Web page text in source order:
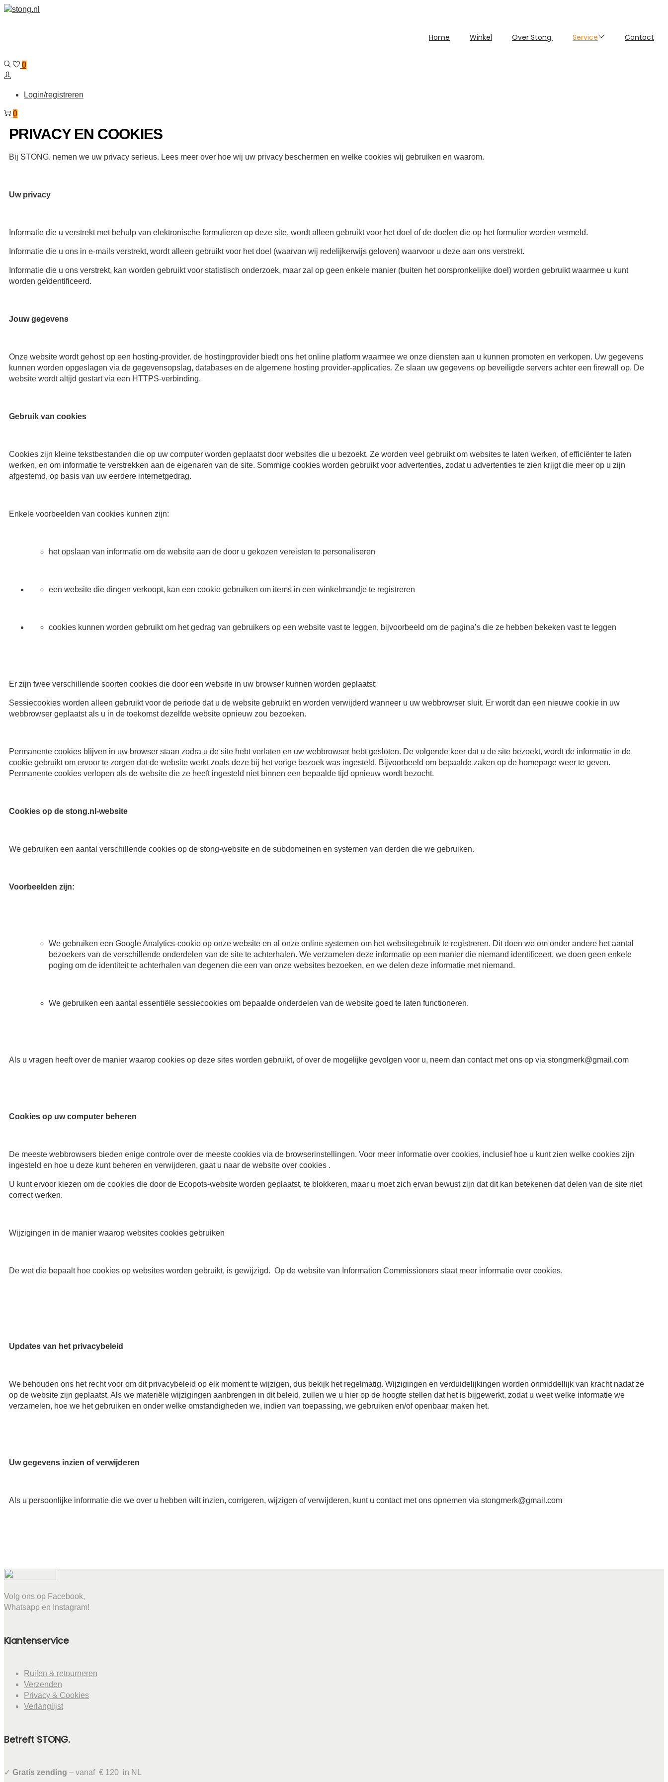
Home Winkel Over Stong. Service Contact
0
Login/registreren
0
PRIVACY EN COOKIES
Bij STONG. nemen we uw privacy serieus. Lees meer over hoe wij uw privacy beschermen en welke cookies wij gebruiken en waarom.
Uw privacy
Informatie die u verstrekt met behulp van elektronische formulieren op deze site, wordt alleen gebruikt voor het doel of de doelen die op het formulier worden vermeld.
Informatie die u ons in e-mails verstrekt, wordt alleen gebruikt voor het doel (waarvan wij redelijkerwijs geloven) waarvoor u deze aan ons verstrekt.
Informatie die u ons verstrekt, kan worden gebruikt voor statistisch onderzoek, maar zal op geen enkele manier (buiten het oorspronkelijke doel) worden gebruikt waarmee u kunt
worden geïdentificeerd.
Jouw gegevens
Onze website wordt gehost op een hosting-provider. de hostingprovider biedt ons het online platform waarmee we onze diensten aan u kunnen promoten en verkopen. Uw gegevens
kunnen worden opgeslagen via de gegevensopslag, databases en de algemene hosting provider-applicaties. Ze slaan uw gegevens op beveiligde servers achter een firewall op. De
website wordt altijd gestart via een HTTPS-verbinding.
Gebruik van cookies
Cookies zijn kleine tekstbestanden die op uw computer worden geplaatst door websites die u bezoekt. Ze worden veel gebruikt om websites te laten werken, of efficiënter te laten
werken, en om informatie te verstrekken aan de eigenaren van de site. Sommige cookies worden gebruikt voor advertenties, zodat u advertenties te zien krijgt die meer op u zijn
afgestemd, op basis van uw eerdere internetgedrag.
Enkele voorbeelden van cookies kunnen zijn:
het opslaan van informatie om de website aan de door u gekozen vereisten te personaliseren
een website die dingen verkoopt, kan een cookie gebruiken om items in een winkelmandje te registreren
cookies kunnen worden gebruikt om het gedrag van gebruikers op een website vast te leggen, bijvoorbeeld om de pagina’s die ze hebben bekeken vast te leggen
Er zijn twee verschillende soorten cookies die door een website in uw browser kunnen worden geplaatst:
Sessiecookies worden alleen gebruikt voor de periode dat u de website gebruikt en worden verwijderd wanneer u uw webbrowser sluit. Er wordt dan een nieuwe cookie in uw
webbrowser geplaatst als u in de toekomst dezelfde website opnieuw zou bezoeken.
Permanente cookies blijven in uw browser staan zodra u de site hebt verlaten en uw webbrowser hebt gesloten. De volgende keer dat u de site bezoekt, wordt de informatie in de
cookie gebruikt om ervoor te zorgen dat de website werkt zoals deze bij het vorige bezoek was ingesteld. Bijvoorbeeld om bepaalde zaken op de homepage weer te geven.
Permanente cookies verlopen als de website die ze heeft ingesteld niet binnen een bepaalde tijd opnieuw wordt bezocht.
Cookies op de stong.nl-website
We gebruiken een aantal verschillende cookies op de stong-website en de subdomeinen en systemen van derden die we gebruiken.
Voorbeelden zijn:
We gebruiken een Google Analytics-cookie op onze website en al onze online systemen om het websitegebruik te registreren. Dit doen we om onder andere het aantal
bezoekers van de verschillende onderdelen van de site te achterhalen. We verzamelen deze informatie op een manier die niemand identificeert, we doen geen enkele
poging om de identiteit te achterhalen van degenen die een van onze websites bezoeken, en we delen deze informatie met niemand.
We gebruiken een aantal essentiële sessiecookies om bepaalde onderdelen van de website goed te laten functioneren.
Als u vragen heeft over de manier waarop cookies op deze sites worden gebruikt, of over de mogelijke gevolgen voor u, neem dan contact met ons op via stongmerk@gmail.com
Cookies op uw computer beheren
De meeste webbrowsers bieden enige controle over de meeste cookies via de browserinstellingen. Voor meer informatie over cookies, inclusief hoe u kunt zien welke cookies zijn
ingesteld en hoe u deze kunt beheren en verwijderen, gaat u naar de website over cookies .
U kunt ervoor kiezen om de cookies die door de Ecopots-website worden geplaatst, te blokkeren, maar u moet zich ervan bewust zijn dat dit kan betekenen dat delen van de site niet
correct werken.
Wijzigingen in de manier waarop websites cookies gebruiken
De wet die bepaalt hoe cookies op websites worden gebruikt, is gewijzigd. Op de website van Information Commissioners staat meer informatie over cookies.
Updates van het privacybeleid
We behouden ons het recht voor om dit privacybeleid op elk moment te wijzigen, dus bekijk het regelmatig. Wijzigingen en verduidelijkingen worden onmiddellijk van kracht nadat ze
op de website zijn geplaatst. Als we materiële wijzigingen aanbrengen in dit beleid, zullen we u hier op de hoogte stellen dat het is bijgewerkt, zodat u weet welke informatie we
verzamelen, hoe we het gebruiken en onder welke omstandigheden we, indien van toepassing, we gebruiken en/of openbaar maken het.
Uw gegevens inzien of verwijderen
Als u persoonlijke informatie die we over u hebben wilt inzien, corrigeren, wijzigen of verwijderen, kunt u contact met ons opnemen via stongmerk@gmail.com
Volg ons op Facebook,
Whatsapp en Instagram!
Klantenservice
Ruilen & retourneren
Verzenden
Privacy & Cookies
Verlanglijst
Betreft STONG.
✓ Gratis zending – vanaf € 120 in NL